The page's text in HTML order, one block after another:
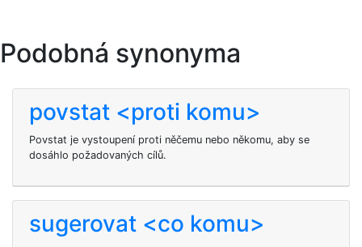
Podobná synonyma
povstat <proti komu>
Povstat je vystoupení proti něčemu nebo někomu, aby se
dosáhlo požadovaných cílů.
sugerovat <co komu>